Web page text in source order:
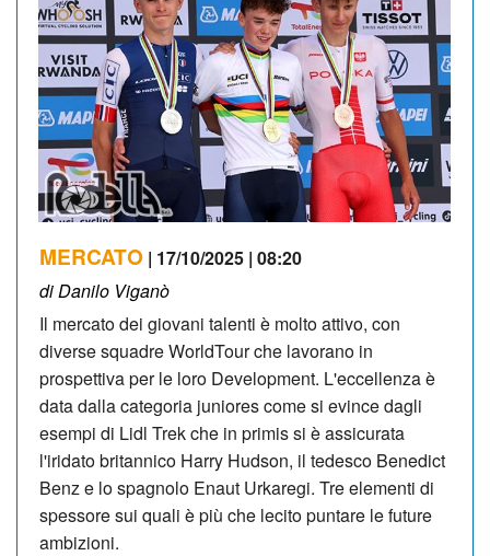
NEWSLETTER
MERCATO | 17/10/2025 | 08:20
di Danilo Viganò
Il mercato dei giovani talenti è molto attivo, con
diverse squadre WorldTour che lavorano in
prospettiva per le loro Development. L'eccellenza è
data dalla categoria juniores come si evince dagli
esempi di Lidl Trek che in primis si è assicurata
l'iridato britannico Harry Hudson, il tedesco Benedict
Benz e lo spagnolo Enaut Urkaregi. Tre elementi di
spessore sui quali è più che lecito puntare le future
ambizioni.